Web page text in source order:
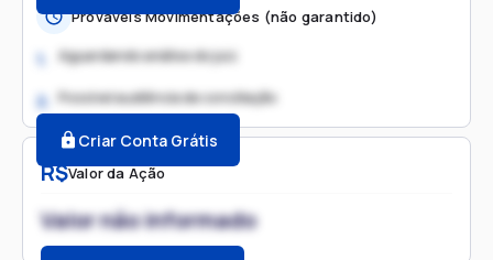
R$Valor da Ação
Valor não informado
Prováveis Movimentações (não garantido)
1. Aguardando análise do juiz
2. Possível audiência de conciliação
Criar Conta Grátis